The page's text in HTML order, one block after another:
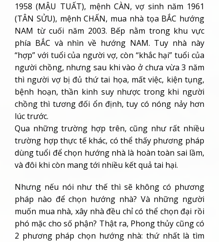
1958 (MẬU TUẤT), mệnh CÀN, vợ sinh năm 1961
(TÂN SỬU), mệnh CHẤN, mua nhà tọa BẮC hướng
NAM từ cuối năm 2003. Bếp nằm trong khu vực
phía BẮC và nhìn về hướng NAM. Tuy nhà này
“hợp” với tuổi của người vợ, còn “khắc hại” tuổi của
người chồng, nhưng sau khi vào ở chưa vừa 3 năm
thì người vợ bị đủ thứ tai họa, mất việc, kiện tụng,
bệnh hoạn, thần kinh suy nhược trong khi người
chồng thì tương đối ổn định, tuy có nóng nảy hơn
lúc trước.
Qua những trường hợp trên, cũng như rất nhiều
trường hợp thực tế khác, có thể thấy phương pháp
dùng tuổi để chọn hướng nhà là hoàn toàn sai lầm,
và đôi khi còn mang tới nhiều kết quả tai hại.
Nhưng nếu nói như thế thì sẽ không có phương
pháp nào để chọn hướng nhà? Và những người
muốn mua nhà, xây nhà đều chỉ có thể chọn đại rồi
phó mặc cho số phận? Thật ra, Phong thủy cũng có
2 phương pháp chọn hướng nhà: thứ nhất là tìm